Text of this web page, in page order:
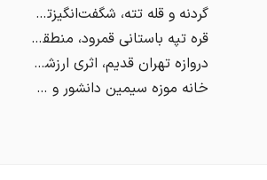
گردنه و قله تته، شگفت‌انگیزترین مسیر ایران
قره تپه باستانی قمرود، منطقه‌ای با بیش از ۱۲ هزار سال قدمت
دروازه تهران قدیم، اثری ارزشمند از عهد قاجار
خانه موزه سیمین دانشور و جلال آل احمد، موزه‌ای برای دوستداران ادب